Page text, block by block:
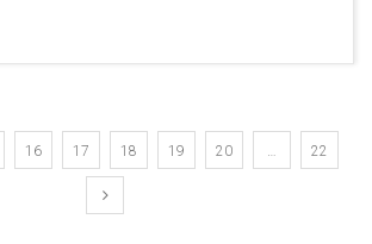
16 17 18 19 20 22